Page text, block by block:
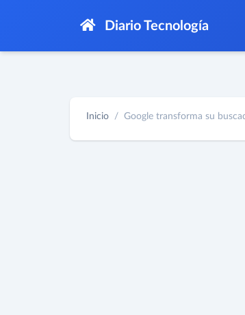
Diario Tecnología
Inicio Google transforma su